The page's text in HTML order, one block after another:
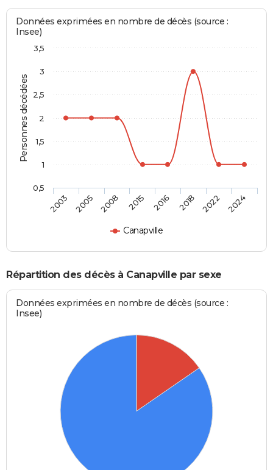
Personnes décédées
Données exprimées en nombre de décès (source :
Insee)
Canapville
2003 2005 2008 2015 2016 2018 2022 2024
0,5
1
1,5
2
2,5
3
3,5
Répartition des décès à Canapville par sexe
Données exprimées en nombre de décès (source :
Insee)